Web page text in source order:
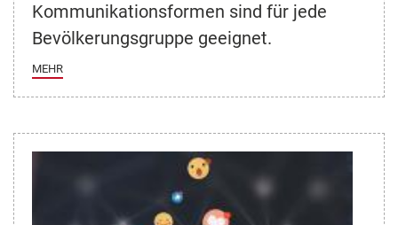
Kommunikationsformen sind für jede
Bevölkerungsgruppe geeignet.
MEHR